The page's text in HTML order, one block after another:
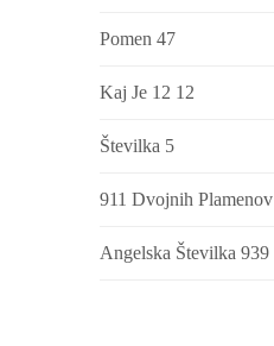
Pomen 47
Kaj Je 12 12
Številka 5
911 Dvojnih Plamenov
Angelska Številka 939